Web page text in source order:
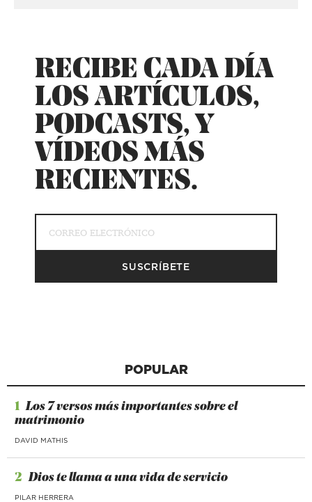
RECIBE CADA DÍA
LOS ARTÍCULOS,
PODCASTS, Y
VÍDEOS MÁS
RECIENTES.
POPULAR
1 Los 7 versos más importantes sobre el
matrimonio
DAVID MATHIS
2 Dios te llama a una vida de servicio
PILAR HERRERA